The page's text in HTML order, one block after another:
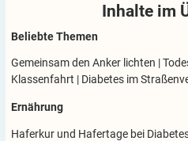
Inhalte im
Beliebte Themen
Gemeinsam den Anker lichten |
Klassenfahrt | Diabetes im
Ernährung
Haferkur und Hafertage bei